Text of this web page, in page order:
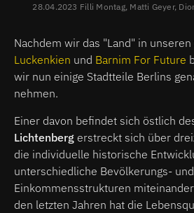
28.04.2023 Filli Montag, Matti Geyer,
Nachdem wir das "Land" in unseren
Luckenkien und Barnim For Future
wir nun einige Stadtteile Berlins
nehmen.
Einer davon befindet sich östlich
Lichtenberg erstreckt sich über
die individuelle historische
unterschiedliche Bevölkerungs- und
Einkommensstrukturen
den letzten Jahren hat die